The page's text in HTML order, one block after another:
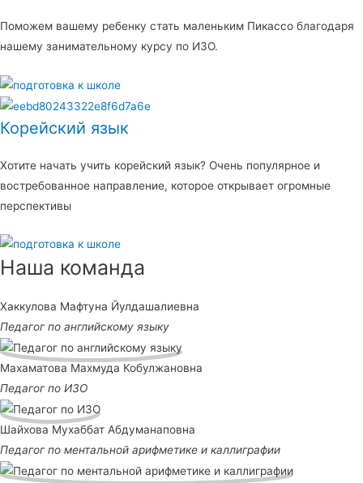
Поможем вашему ребенку стать маленьким Пикассо благодаря
нашему занимательному курсу по ИЗО.
Корейский язык
Хотите начать учить корейский язык? Очень популярное и
востребованное направление, которое открывает огромные
перспективы
Наша команда
Хаккулова Мафтуна Йулдашалиевна
Педагог по английскому языку
Махаматова Махмуда Кобулжановна
Педагог по ИЗО
Шайхова Мухаббат Абдуманаповна
Педагог по ментальной арифметике и каллиграфии